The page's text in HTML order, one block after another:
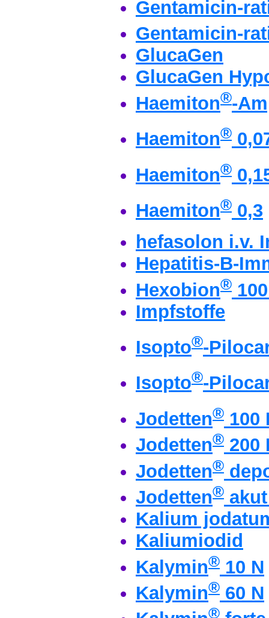
Gentamicin-
Gentamicin-
GlucaGen
GlucaGen
Haemiton®-
Haemiton®
Haemiton®
Haemiton® 0,3
hefasolon i.v.
Hepatitis-B-
Hexobion®
Impfstoffe
Isopto®-
Isopto®-
Jodetten® 100
Jodetten® 200
Jodetten®
Jodetten®
Kalium
Kaliumiodid
Kalymin® 10 N
Kalymin® 60 N
®